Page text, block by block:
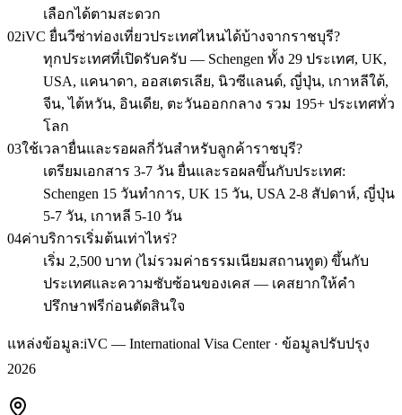
เลือกได้ตามสะดวก
02iVC ยื่นวีซ่าท่องเที่ยวประเทศไหนได้บ้างจากราชบุรี?
ทุกประเทศที่เปิดรับครับ — Schengen ทั้ง 29 ประเทศ, UK,
USA, แคนาดา, ออสเตรเลีย, นิวซีแลนด์, ญี่ปุ่น, เกาหลีใต้,
จีน, ไต้หวัน, อินเดีย, ตะวันออกกลาง รวม 195+ ประเทศทั่ว
โลก
03ใช้เวลายื่นและรอผลกี่วันสำหรับลูกค้าราชบุรี?
เตรียมเอกสาร 3-7 วัน ยื่นและรอผลขึ้นกับประเทศ:
Schengen 15 วันทำการ, UK 15 วัน, USA 2-8 สัปดาห์, ญี่ปุ่น
5-7 วัน, เกาหลี 5-10 วัน
04ค่าบริการเริ่มต้นเท่าไหร่?
เริ่ม 2,500 บาท (ไม่รวมค่าธรรมเนียมสถานทูต) ขึ้นกับ
ประเทศและความซับซ้อนของเคส — เคสยากให้คำ
ปรึกษาฟรีก่อนตัดสินใจ
แหล่งข้อมูล:iVC — International Visa Center · ข้อมูลปรับปรุง
2026